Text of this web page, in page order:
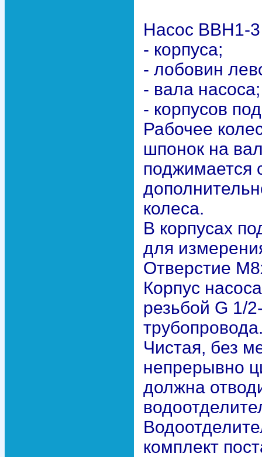
Насос ВВН1-3
- корпуса;
- лобовин
- вала насоса;
- корпусов
Рабочее
шпонок на
поджимается
колеса.
В корпусах
для
Отверстие
Корпус
резьбой G 1/
Чистая, без
непрерывно
должна
комплект